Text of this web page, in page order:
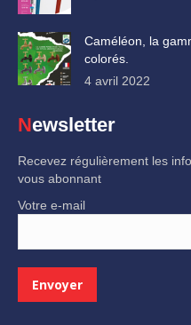
Caméléon, la
colorés.
4 avril 2022
Newsletter
Recevez régulièrement les
vous abonnant
Votre e-mail